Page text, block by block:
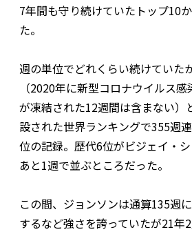
7年間も守り続けていたトップ10
た。
週の単位でどれくらい続けていた
（2020年に新型コロナウイルス
が凍結された12週間は含まない）
設された世界ランキングで355週
位の記録。歴代6位がビジェイ・シ
あと1週で並ぶところだった。
この間、ジョンソンは通算135週
するなど強さを誇っていたが21年